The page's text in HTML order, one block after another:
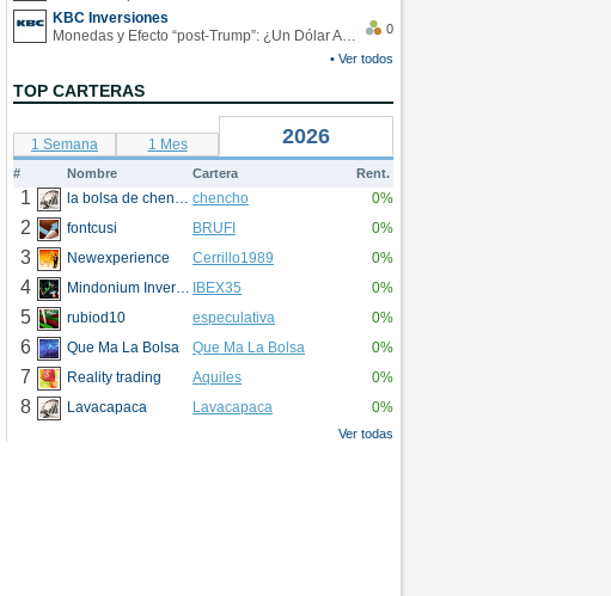
KBC Inversiones
Monedas y Efecto “post-Trump”: ¿Un Dólar Americano operando en rangos?
0
• Ver todos
TOP CARTERAS
1 Semana 1 Mes 2026
# Nombre Cartera Rent.
1 la bolsa de chencho chencho 0%
2 fontcusi BRUFI 0%
3 Newexperience Cerrillo1989 0%
4 Mindonium Inversions IBEX35 0%
5 rubiod10 especulativa 0%
6 Que Ma La Bolsa Que Ma La Bolsa 0%
7 Reality trading Aquiles 0%
8 Lavacapaca Lavacapaca 0%
Ver todas